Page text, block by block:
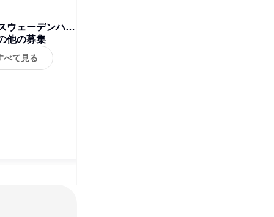
ウェーデンハウ
ス
他の募集
べて見る